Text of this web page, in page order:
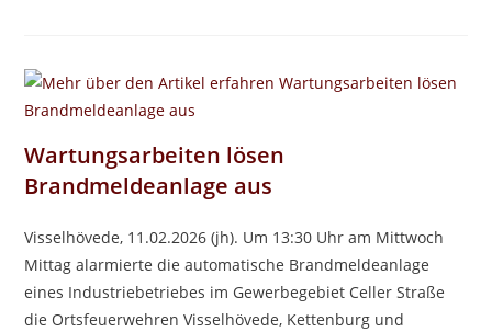
Wartungsarbeiten lösen
Brandmeldeanlage aus
Visselhövede, 11.02.2026 (jh). Um 13:30 Uhr am Mittwoch
Mittag alarmierte die automatische Brandmeldeanlage
eines Industriebetriebes im Gewerbegebiet Celler Straße
die Ortsfeuerwehren Visselhövede, Kettenburg und